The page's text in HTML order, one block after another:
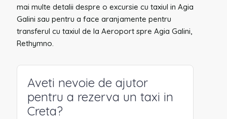
mai multe detalii despre o excursie cu taxiul in Agia
Galini sau pentru a face aranjamente pentru
transferul cu taxiul de la Aeroport spre Agia Galini,
Rethymno.
Aveti nevoie de ajutor
pentru a rezerva un taxi in
Creta?